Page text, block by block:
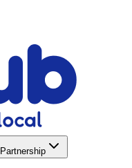
Partnership